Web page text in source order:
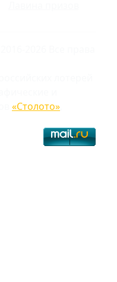
«Столото»